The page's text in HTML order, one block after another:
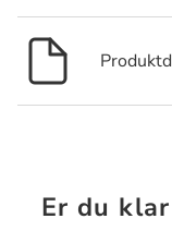
Er du